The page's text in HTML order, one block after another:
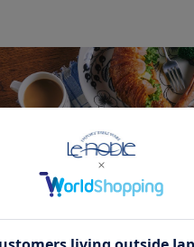
り付けても素敵にまとまる
形小皿は
納スペースも取らず、お手
テムとしても最近人気を集
っとした副菜だけでなく
ロンやクッキーなどのお菓
に使う砂糖やミルクを置く
やカトラリーレストにする
洋食器を問わず、様々なジ